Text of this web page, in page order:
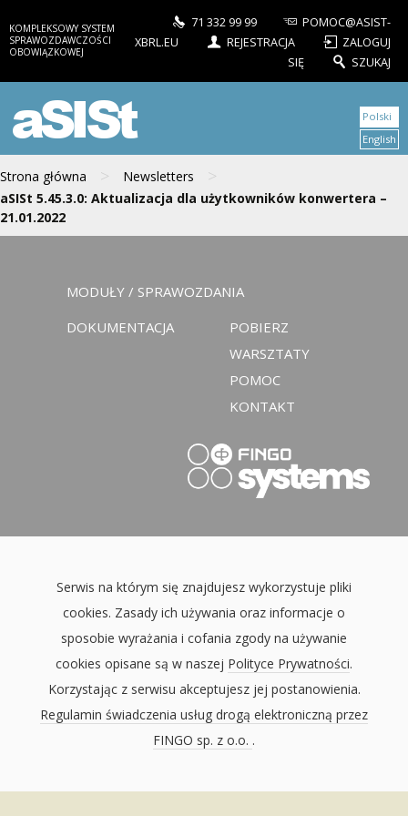
KOMPLEKSOWY SYSTEM
SPRAWOZDAWCZOŚCI
OBOWIĄZKOWEJ
71 332 99 99
POMOC@ASIST-
XBRL.EU
REJESTRACJA
ZALOGUJ
SIĘ
SZUKAJ
aSISt
Strona główna > Newsletters >
aSISt 5.45.3.0: Aktualizacja dla użytkowników konwertera –
21.01.2022
Polski
English
MODUŁY / SPRAWOZDANIA
DOKUMENTACJA
POBIERZ
WARSZTATY
POMOC
KONTAKT
Serwis na którym się znajdujesz wykorzystuje pliki
cookies. Zasady ich używania oraz informacje o
sposobie wyrażania i cofania zgody na używanie
cookies opisane są w naszej Polityce Prywatności.
Korzystając z serwisu akceptujesz jej postanowienia.
Regulamin świadczenia usług drogą elektroniczną przez
FINGO sp. z o.o. .